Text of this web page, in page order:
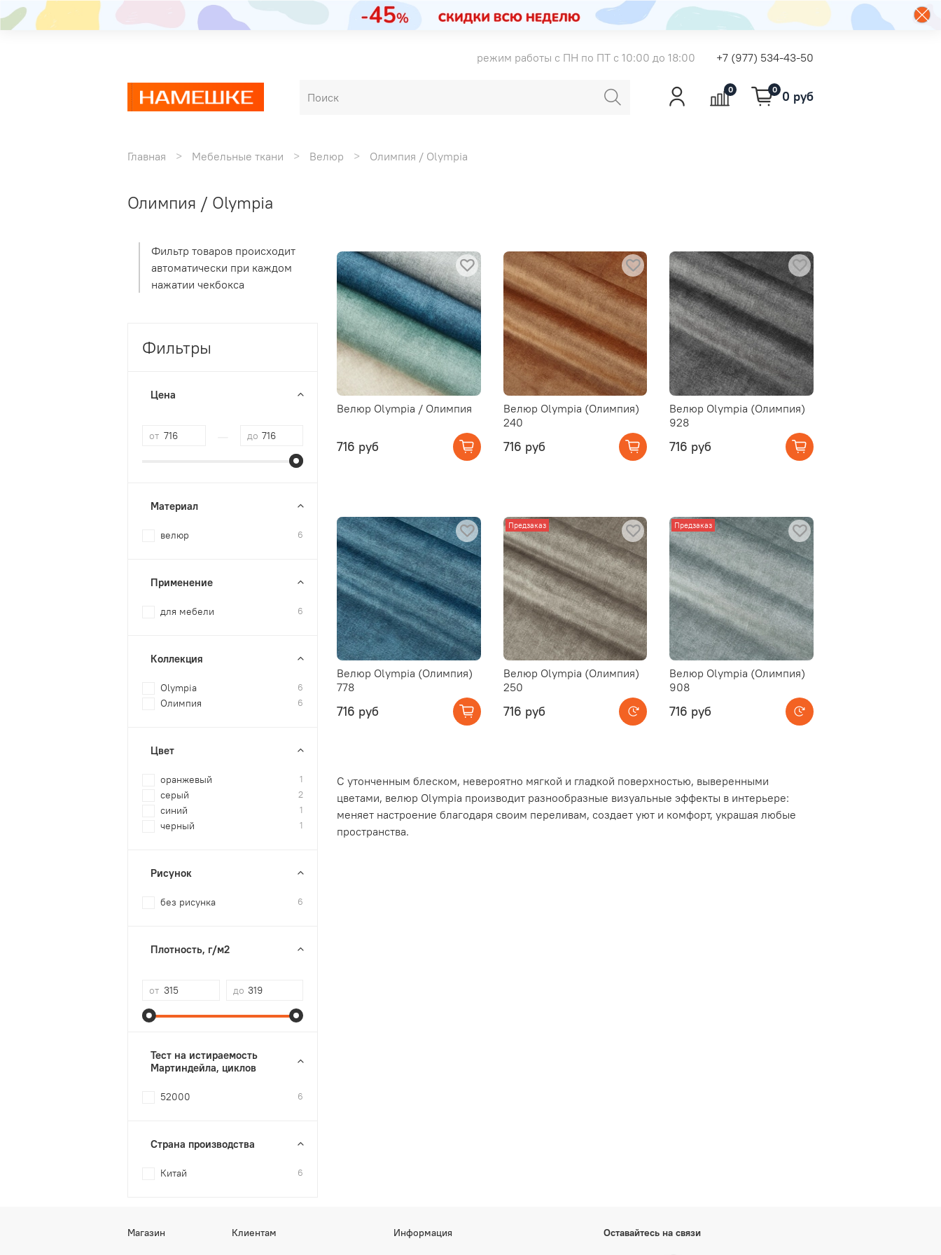
режим работы с ПН по ПТ с 10:00 до 18:00 +7 (977) 534-43-50
0 0 0 руб
Главная Мебельные ткани Велюр Олимпия / Olympia
Олимпия / Olympia
Велюр Olympia / Олимпия
716 руб
Велюр Olympia (Олимпия)
240
716 руб
Велюр Olympia (Олимпия)
928
716 руб
Велюр Olympia (Олимпия)
778
716 руб
Предзаказ
Велюр Olympia (Олимпия)
250
716 руб
Предзаказ
Велюр Olympia (Олимпия)
908
716 руб
С утонченным блеском, невероятно мягкой и гладкой поверхностью, выверенными
цветами, велюр Olympia производит разнообразные визуальные эффекты в интерьере:
меняет настроение благодаря своим переливам, создает уют и комфорт, украшая любые
пространства.
Фильтр товаров происходит
автоматически при каждом
нажатии чекбокса
Фильтры
Цена
от до
Материал
велюр 6
Применение
для мебели 6
Коллекция
Olympia 6
Олимпия 6
Цвет
оранжевый 1
серый 2
синий 1
черный 1
Рисунок
без рисунка 6
Плотность, г/м2
от до
Тест на истираемость
Мартиндейла, циклов
52000 6
Страна производства
Китай 6
Магазин Клиентам Информация Оставайтесь на связи